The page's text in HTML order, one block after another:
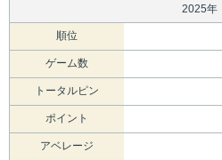
2025年
順位
ゲーム数
トータルピン
ポイント
アベレージ